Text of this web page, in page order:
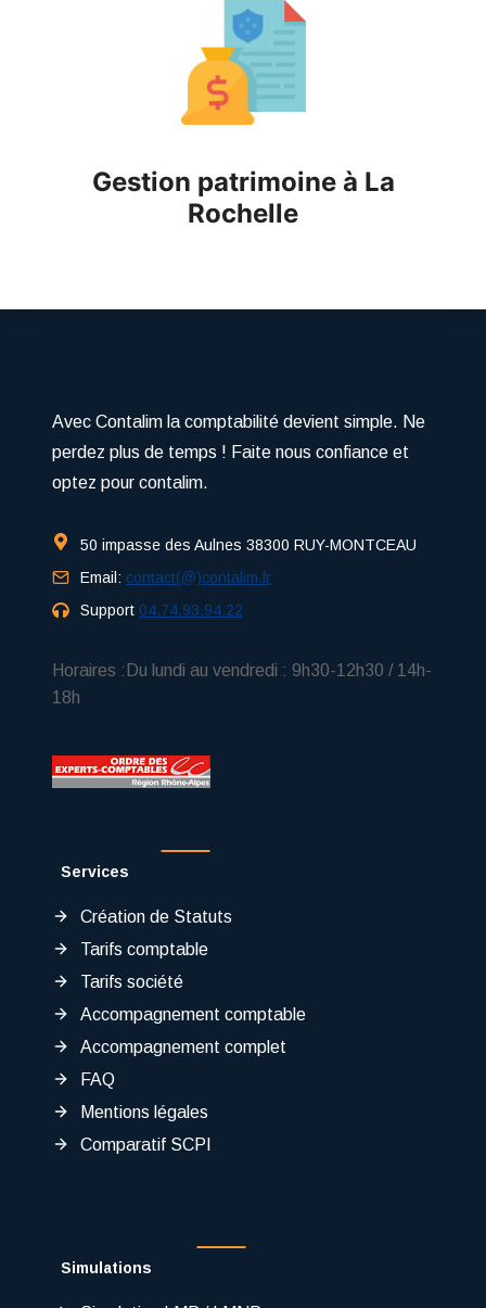
Gestion patrimoine à La
Rochelle
Avec Contalim la comptabilité devient simple. Ne
perdez plus de temps ! Faite nous confiance et
optez pour contalim.
50 impasse des Aulnes 38300 RUY-MONTCEAU
Email: contact(@)contalim.fr
Support 04.74.93.94.22
Horaires :Du lundi au vendredi : 9h30-12h30 / 14h-
18h
Services
Création de Statuts
Tarifs comptable
Tarifs société
Accompagnement comptable
Accompagnement complet
FAQ
Mentions légales
Comparatif SCPI
Simulations